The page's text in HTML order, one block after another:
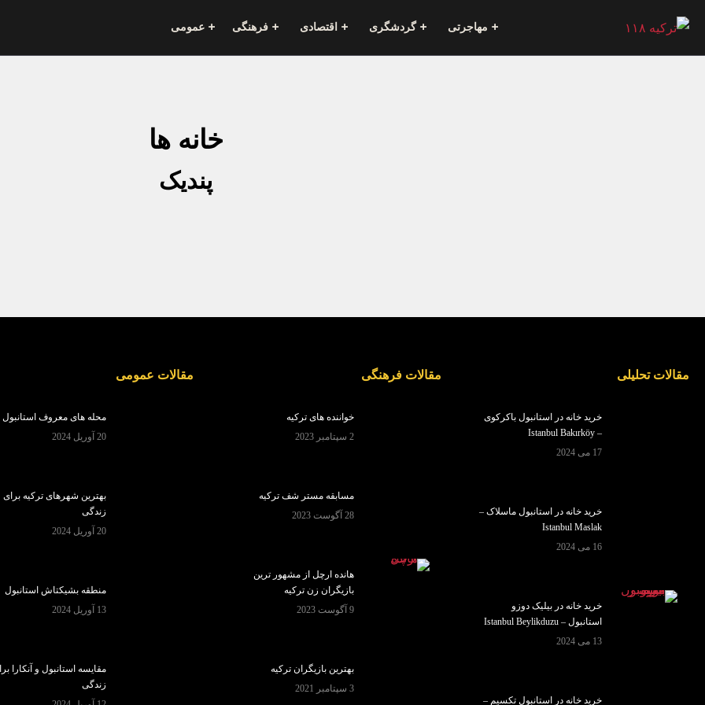
مهاجرتی گردشگری اقتصادی فرهنگی عمومی
خانه ها
پندیک
مقالات تحلیلی
خرید خانه در استانبول باکرکوی
– Istanbul Bakırköy
17 می 2024
خرید خانه در استانبول ماسلاک –
Istanbul Maslak
16 می 2024
خرید خانه در بیلیک دوزو
استانبول – Istanbul Beylikduzu
13 می 2024
خرید خانه در استانبول تکسیم –
مقالات فرهنگی
خواننده های ترکیه
2 سپتامبر 2023
مسابقه مستر شف ترکیه
28 آگوست 2023
هانده ارچل از مشهور ترین
بازیگران زن ترکیه
9 آگوست 2023
بهترین بازیگران ترکیه
3 سپتامبر 2021
مقالات عمومی
محله های معروف استانبول
20 آوریل 2024
بهترین شهرهای ترکیه برای
زندگی
20 آوریل 2024
منطقه بشیکتاش استانبول
13 آوریل 2024
مقایسه استانبول و آنکارا
زندگی